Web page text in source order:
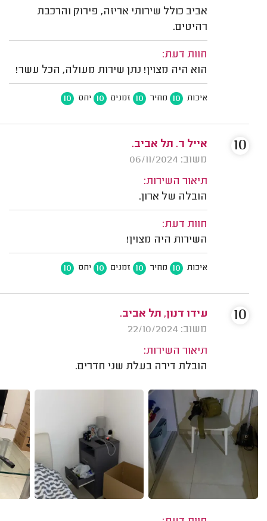
אביב כולל שירותי אריזה, פירוק והרכבת
רהיטים.
חוות דעת:
הוא היה מצוין! נתן שירות מעולה, הכל עשר!
איכות 10 מחיר 10 זמנים 10 יחס 10
אייל ר. תל אביב.
משוב: 06/11/2024
תיאור השירות:
הובלה של ארון.
חוות דעת:
השירות היה מצוין!
איכות 10 מחיר 10 זמנים 10 יחס 10
10
עידו דנון, תל אביב.
משוב: 22/10/2024
תיאור השירות:
הובלת דירה בעלת שני חדרים.
10